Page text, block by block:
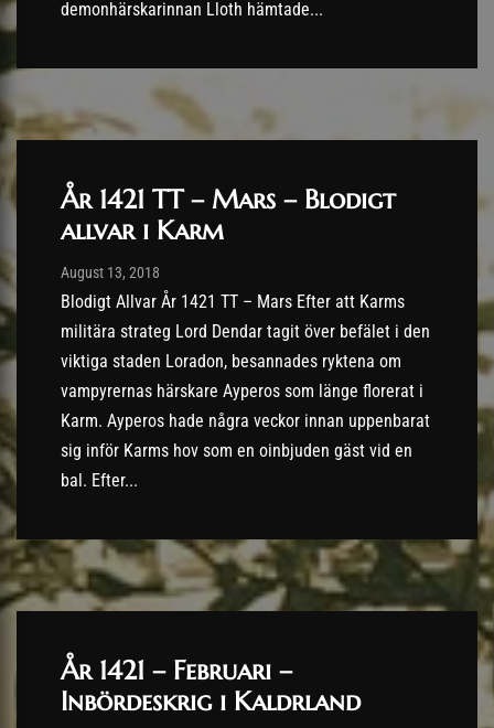
demonhärskarinnan Lloth hämtade...
År 1421 TT – Mars – Blodigt
allvar i Karm
Post has published by
August 13, 2018
Blodigt Allvar År 1421 TT – Mars Efter att Karms
militära strateg Lord Dendar tagit över befälet i den
viktiga staden Loradon, besannades ryktena om
vampyrernas härskare Ayperos som länge florerat i
Karm. Ayperos hade några veckor innan uppenbarat
sig inför Karms hov som en oinbjuden gäst vid en
bal. Efter...
År 1421 – Februari –
Inbördeskrig i Kaldrland